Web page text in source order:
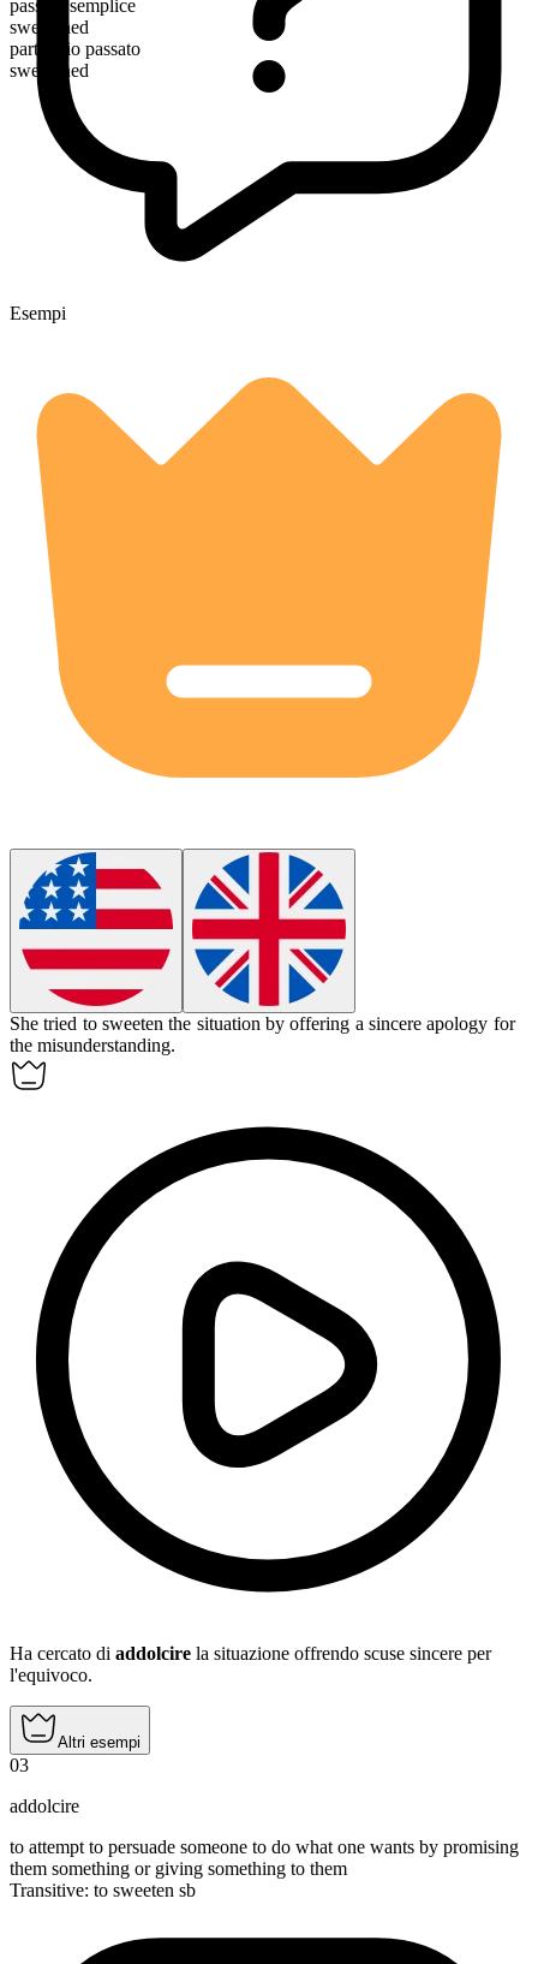
passato semplice
sweetened
participio passato
sweetened
Esempi
She tried to sweeten the situation by offering a sincere apology for
the misunderstanding.
Ha cercato di addolcire la situazione offrendo scuse sincere per
l'equivoco.
Altri esempi
03
addolcire
to attempt to persuade someone to do what one wants by promising
them something or giving something to them
Transitive: to sweeten sb